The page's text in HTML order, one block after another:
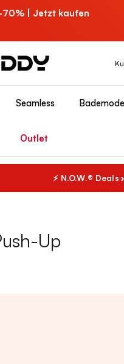
-70% | Jetzt kaufen
Seamless Bademode
Outlet
⚡ N.O.W.® Deals
Up